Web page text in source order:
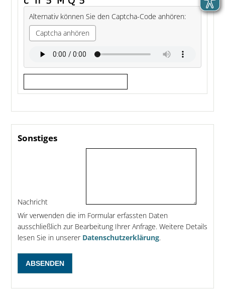
Alternativ können Sie den Captcha-Code anhören:
Captcha anhören
Sonstiges
Nachricht
Wir verwenden die im Formular erfassten Daten
ausschließlich zur Bearbeitung Ihrer Anfrage. Weitere Details
lesen Sie in unserer Datenschutzerklärung.